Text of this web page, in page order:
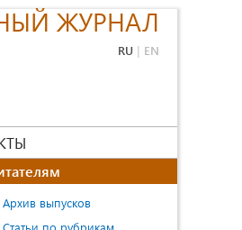
ЖУРНАЛ
RU | EN
Архив выпусков
Статьи по рубрикам